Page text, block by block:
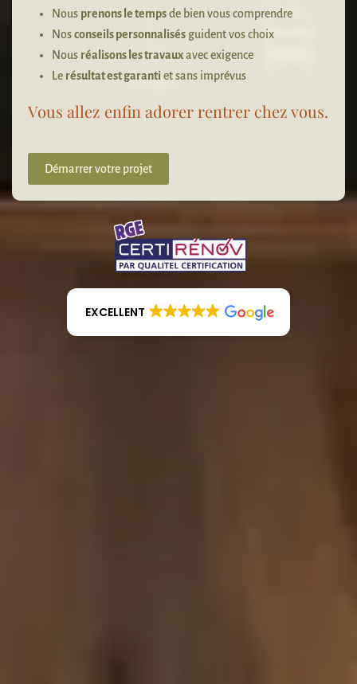
Nous prenons le tempsde bien vous comprendre
Nosconseils personnalisés guident vos choix
Nous réalisons les travauxavec exigence
Le résultat est garanti et sans imprévus
Vous allez enfin adorer rentrer chez vous.
Démarrer votre projet
EXCELLENT